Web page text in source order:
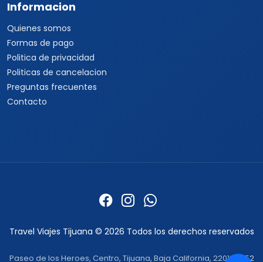
Informacion
Quienes somos
Formas de pago
Politica de privacidad
Politicas de cancelacion
Preguntas frecuentes
Contacto
Travel Viajes Tijuana © 2026 Todos los derechos reservados
Paseo de los Heroes, Centro, Tijuana, Baja California, 22010 · +52